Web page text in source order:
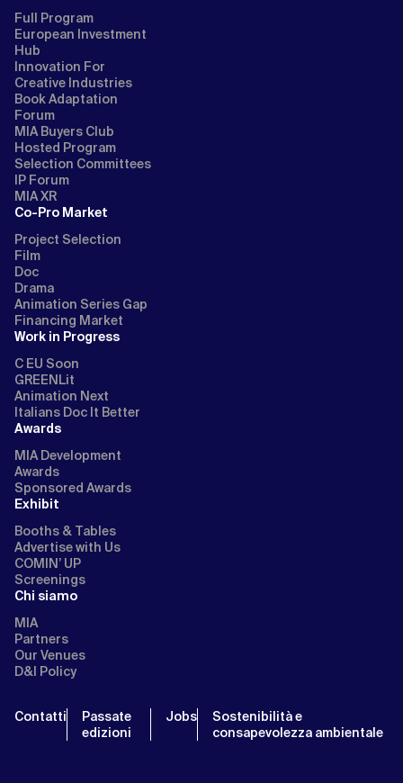
Full Program
European Investment
Hub
Innovation For
Creative Industries
Book Adaptation
Forum
MIA Buyers Club
Hosted Program
Selection Committees
IP Forum
MIA XR
Co-Pro Market
Project Selection
Film
Doc
Drama
Animation Series Gap
Financing Market
Work in Progress
C EU Soon
GREENLit
Animation Next
Italians Doc It Better
Awards
MIA Development
Awards
Sponsored Awards
Exhibit
Booths & Tables
Advertise with Us
COMIN’ UP
Screenings
Chi siamo
MIA
Partners
Our Venues
D&I Policy
Contatti
Passate
edizioni
Jobs
Sostenibilità e
consapevolezza ambientale